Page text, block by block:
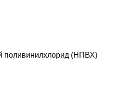
поливинилхлорид (НПВХ)